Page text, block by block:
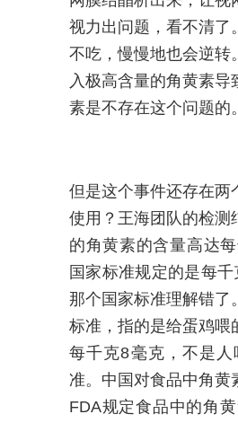
视力出问题，看不清了
不吃，慢慢地也会逆转
入极高含量的角黄素
素是不存在这个问题的
但是这个事件还存在两
使用？王海团队的检测
的角黄素的含量高达
国家标准规定的是每
那个国家标准理解错了
标准，指的是给蛋鸡喂
每千克8毫克，不是
准。中国对食品中角黄
FDA规定食品中的角